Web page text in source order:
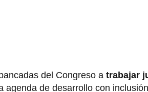
del Congreso a trabajar
agenda de desarrollo con